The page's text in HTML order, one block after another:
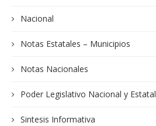
Nacional
Notas Estatales – Municipios
Notas Nacionales
Poder Legislativo Nacional y Estatal
Sintesis Informativa